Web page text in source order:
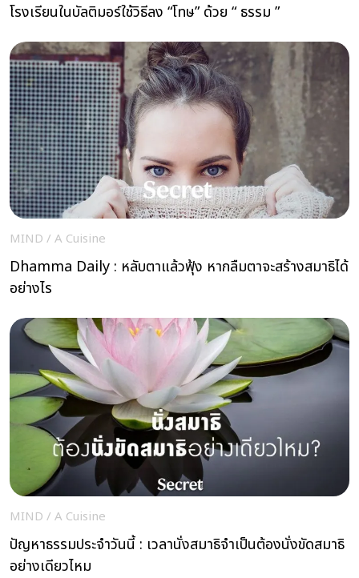
โรงเรียนในบัลติมอร์ใช้วิธีลง “โทษ” ด้วย “ ธรรม ”
MIND / A Cuisine
Dhamma Daily : หลับตาแล้วฟุ้ง หากลืมตาจะสร้างสมาธิได้
อย่างไร
MIND / A Cuisine
ปัญหาธรรมประจำวันนี้ : เวลานั่งสมาธิจำเป็นต้องนั่งขัดสมาธิ
อย่างเดียวไหม